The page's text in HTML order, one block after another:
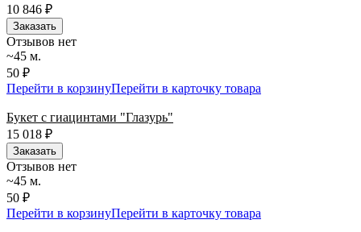
10 846 ₽
Заказать
Отзывов нет
~45 м.
50 ₽
Перейти в корзинуПерейти в карточку товара
Букет с гиацинтами "Глазурь"
15 018 ₽
Заказать
Отзывов нет
~45 м.
50 ₽
Перейти в корзинуПерейти в карточку товара